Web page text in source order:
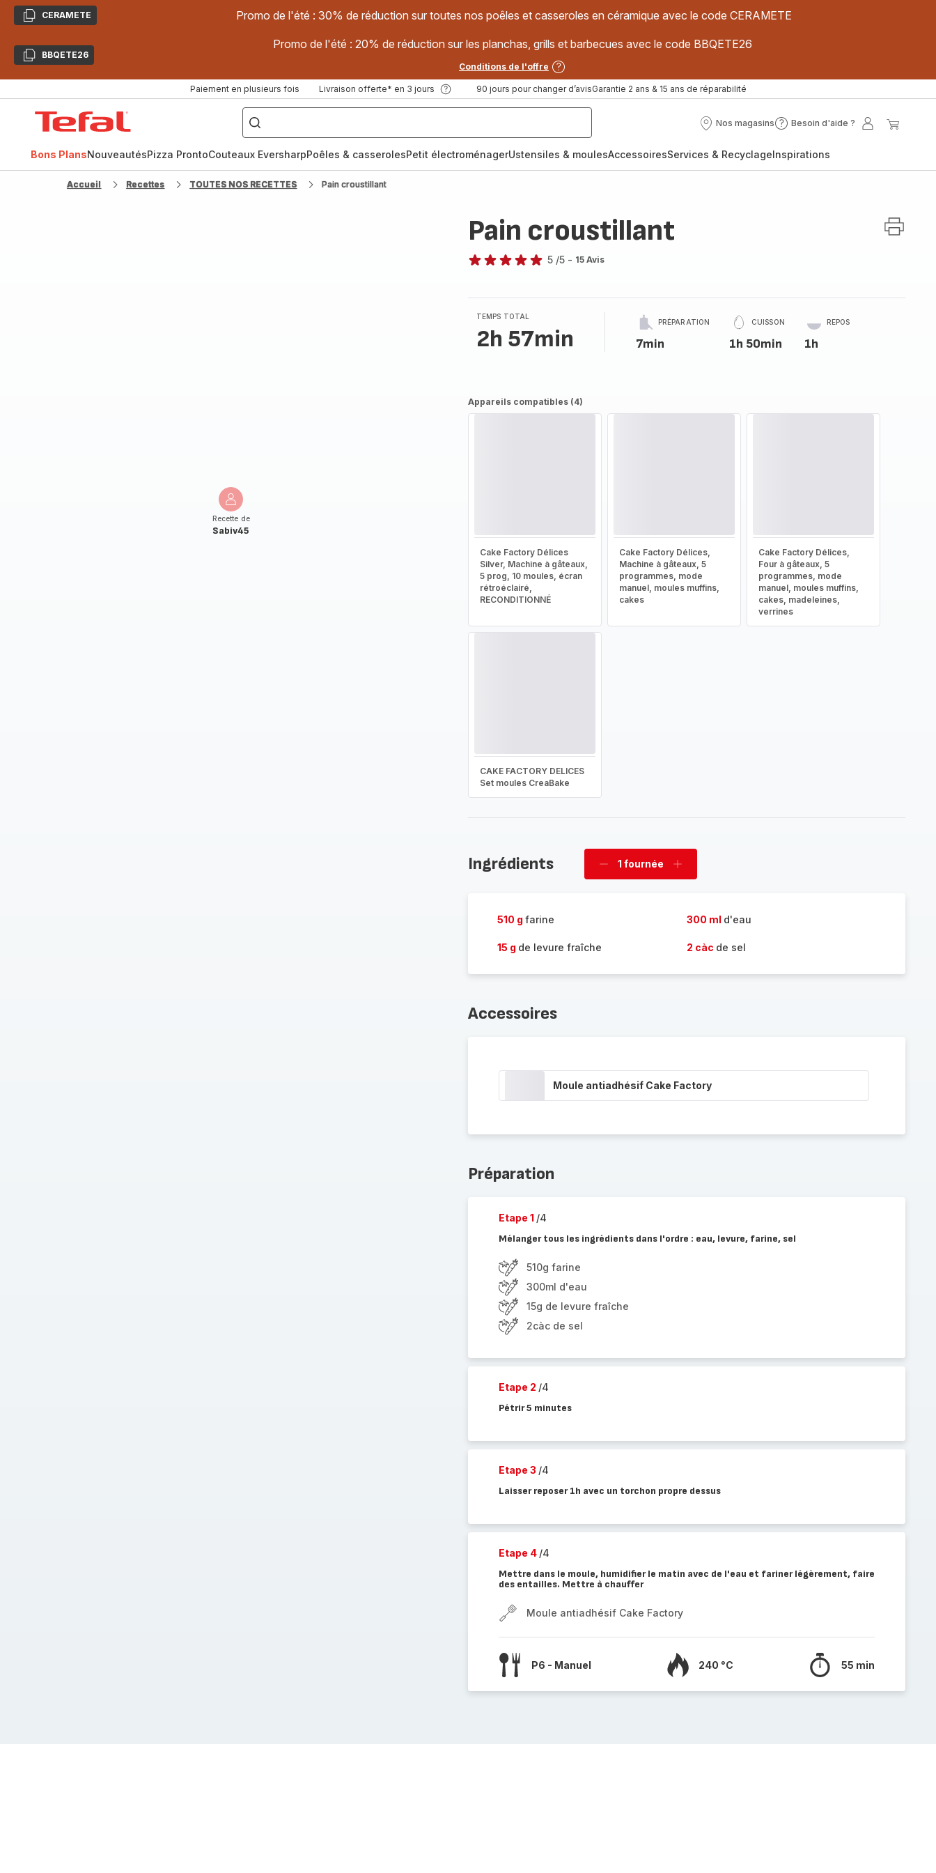
CopierCERAMETE Promo de l'été : 30% de réduction sur toutes nos poêles et casseroles en céramique avec le code CERAMETE
CopierBBQETE26
Promo de l'été : 20% de réduction sur les planchas, grills et barbecues avec le code BBQETE26
Conditions de l'offre
Paiement en plusieurs fois Livraison offerte* en 3 jours 90 jours pour changer d’avisGarantie 2 ans & 15 ans de réparabilité
["Poêles
inox,
Cake
Factory,
Nos magasins
Nos
Besoin d'aide ?
Besoin
?
Mon
Bons PlansNouveautésPizza ProntoCouteaux EversharpPoêles & casserolesPetit électroménagerUstensiles & moulesAccessoiresServices & RecyclageInspirations
Accueil Recettes TOUTES NOS RECETTES Pain croustillant
Recette de
Sabiv45
Pain croustillant
étoiles
(moyenne)
5 /5 - 15 Avis
TEMPS TOTAL
2h 57min
PRÉPARATION
7min
CUISSON
1h 50min
REPOS
1h
Appareils compatibles (4)
Cake Factory Délices
Silver, Machine à gâteaux,
5 prog, 10 moules, écran
rétroéclairé,
RECONDITIONNÉ
Cake Factory Délices,
Machine à gâteaux, 5
programmes, mode
manuel, moules muffins,
cakes
Cake Factory Délices,
Four à gâteaux, 5
programmes, mode
manuel, moules muffins,
cakes, madeleines,
verrines
CAKE FACTORY DELICES
Set moules CreaBake
Ingrédients
Supprimer
1 fournée
Ajouter
510 g farine 300 ml d'eau
15 g de levure fraîche 2 càc de sel
Accessoires
Moule antiadhésif Cake Factory
Préparation
Etape 1 /4
Mélanger tous les ingrédients dans l'ordre : eau, levure, farine, sel
510g farine
300ml d'eau
15g de levure fraîche
2càc de sel
Etape 2 /4
Pétrir 5 minutes
Etape 3 /4
Laisser reposer 1h avec un torchon propre dessus
Etape 4 /4
Mettre dans le moule, humidifier le matin avec de l'eau et fariner légèrement, faire
des entailles. Mettre à chauffer
Moule antiadhésif Cake Factory
P6 - Manuel 240 °C 55 min